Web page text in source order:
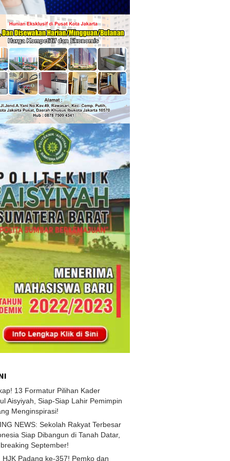
13 Formatur Pilihan Kader
Aisyiyah, Siap-Siap Lahir Pemimpin
Menginspirasi!
NEWS: Sekolah Rakyat Terbesar
Siap Dibangun di Tanah Datar,
September!
HJK Padang ke-357! Pemko dan